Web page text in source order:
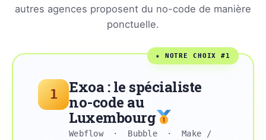
autres agences proposent du no-code de manière
ponctuelle.
★ NOTRE CHOIX #1
1
Exoa : le spécialiste
no-code au
Luxembourg
Webflow · Bubble · Make /